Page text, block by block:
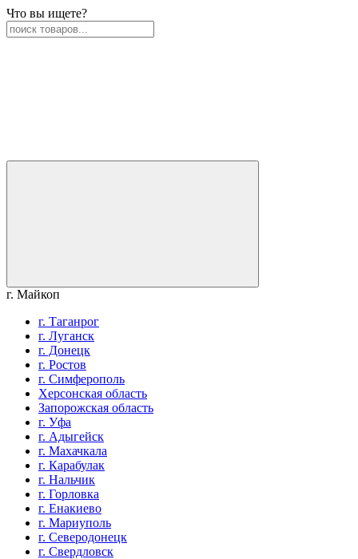
Что вы ищете?
г. Майкоп
г. Таганрог
г. Луганск
г. Донецк
г. Ростов
г. Симферополь
Херсонская область
Запорожская область
г. Уфа
г. Адыгейск
г. Махачкала
г. Карабулак
г. Нальчик
г. Горловка
г. Енакиево
г. Мариуполь
г. Северодонецк
г. Свердловск